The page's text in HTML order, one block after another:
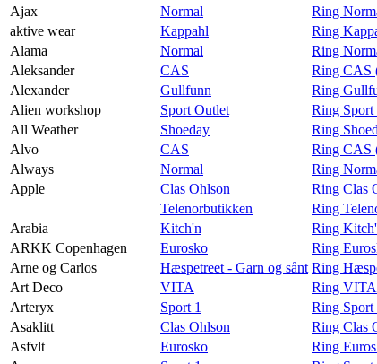
Ajax
Normal Ring
aktive wear
Kappahl Ring
Alama
Normal Ring
Aleksander
CAS Ring CAS
Alexander
Gullfunn Ring
Alien workshop
Sport Outlet Ring
All Weather
Shoeday Ring
Alvo
CAS Ring CAS
Always
Normal Ring
Apple
Clas Ohlson Ring Clas
Telenorbutikken
Ring
Arabia
Kitch'n Ring
ARKK Copenhagen
Eurosko Ring
Arne og Carlos
Hæspetreet - Garn og sånt Ring
Art Deco
VITA Ring
Arteryx
Sport 1 Ring
Asaklitt
Clas Ohlson Ring Clas
Asfvlt
Eurosko Ring